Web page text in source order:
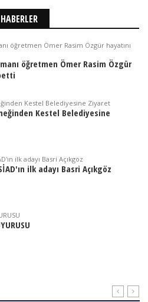
öğretmen Ömer Rasim Özgür hayatını
öğretmen Ömer Rasim Özgür
Kestel Belediyesine Ziyaret
Kestel Belediyesine
ilk adayı Basri Açıkgöz
ilk adayı Basri Açıkgöz